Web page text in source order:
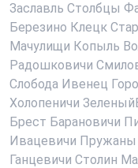
Заславль Столбцы
Березино Клецк
Мачулищи Копыль
Радошковичи
Слобода Ивенец
Холопеничи
Брест Барановичи
Ивацевичи Пружаны
Ганцевичи Столин